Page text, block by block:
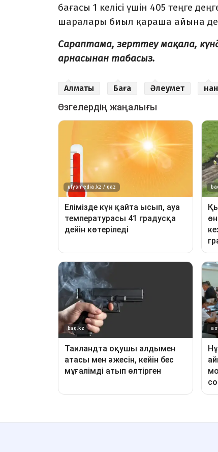
бағасы 1 келісі үшін 405 теңге
шаралары биыл қараша айына
Сараптама, зерттеу мақала,
арнасынан табасыз.
Алматы Баға Әлеумет нан